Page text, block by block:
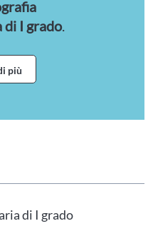
di I grado.
più
aggiorna le tue scuole in
di I grado